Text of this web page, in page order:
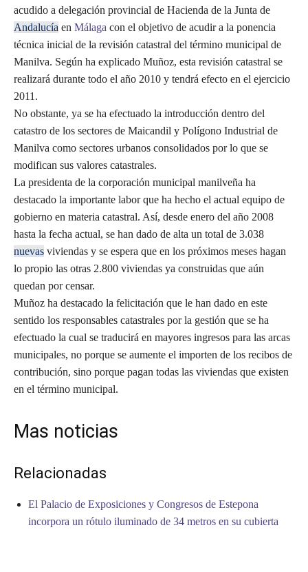
acudido a delegación provincial de Hacienda de la Junta de
Andalucía en Málaga con el objetivo de acudir a la ponencia
técnica inicial de la revisión catastral del término municipal de
Manilva. Según ha explicado Muñoz, esta revisión catastral se
realizará durante todo el año 2010 y tendrá efecto en el ejercicio
2011.
No obstante, ya se ha efectuado la introducción dentro del
catastro de los sectores de Maicandil y Polígono Industrial de
Manilva como sectores urbanos consolidados por lo que se
modifican sus valores catastrales.
La presidenta de la corporación municipal manilveña ha
destacado la importante labor que ha hecho el actual equipo de
gobierno en materia catastral. Así, desde enero del año 2008
hasta la fecha actual, se han dado de alta un total de 3.038
nuevas viviendas y se espera que en los próximos meses hagan
lo propio las otras 2.800 viviendas ya construidas que aún
quedan por censar.
Muñoz ha destacado la felicitación que le han dado en este
sentido los responsables catastrales por la gestión que se ha
efectuado la cual se traducirá en mayores ingresos para las arcas
municipales, no porque se aumente el importen de los recibos de
contribución, sino porque pagan todas las viviendas que existen
en el término municipal.
Mas noticias
Relacionadas
El Palacio de Exposiciones y Congresos de Estepona
incorpora un rótulo iluminado de 34 metros en su cubierta